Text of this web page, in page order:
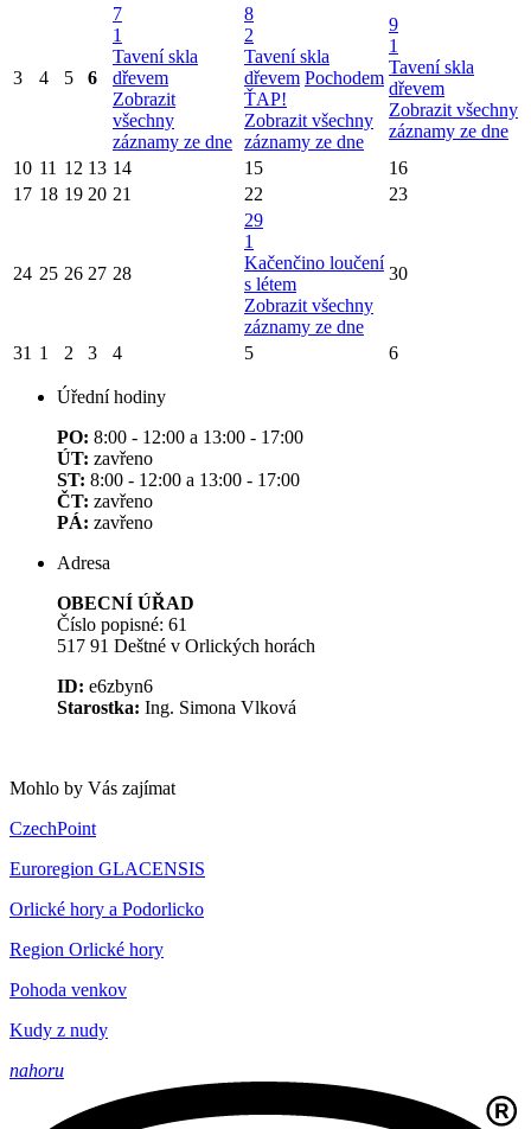
3 4 5 6
7
1
Tavení skla
dřevem
Zobrazit
všechny
záznamy ze dne
8
2
Tavení skla
dřevem Pochodem
ŤAP!
Zobrazit všechny
záznamy ze dne
9
1
Tavení skla
dřevem
Zobrazit všechny
záznamy ze dne
10 11 12 13 14 15
16
17 18 19 20 21 22 23
24 25 26 27 28
29
1
Kačenčino loučení
s létem
Zobrazit všechny
záznamy ze dne
30
31 1 2 3 4 5 6
Úřední hodiny
PO: 8:00 - 12:00 a 13:00 - 17:00
ÚT: zavřeno
ST: 8:00 - 12:00 a 13:00 - 17:00
ČT: zavřeno
PÁ: zavřeno
Adresa
OBECNÍ ÚŘAD
Číslo popisné: 61
517 91 Deštné v Orlických horách
ID: e6zbyn6
Starostka: Ing. Simona Vlková
Mohlo by Vás zajímat
CzechPoint
Euroregion GLACENSIS
Orlické hory a Podorlicko
Region Orlické hory
Pohoda venkov
Kudy z nudy
nahoru